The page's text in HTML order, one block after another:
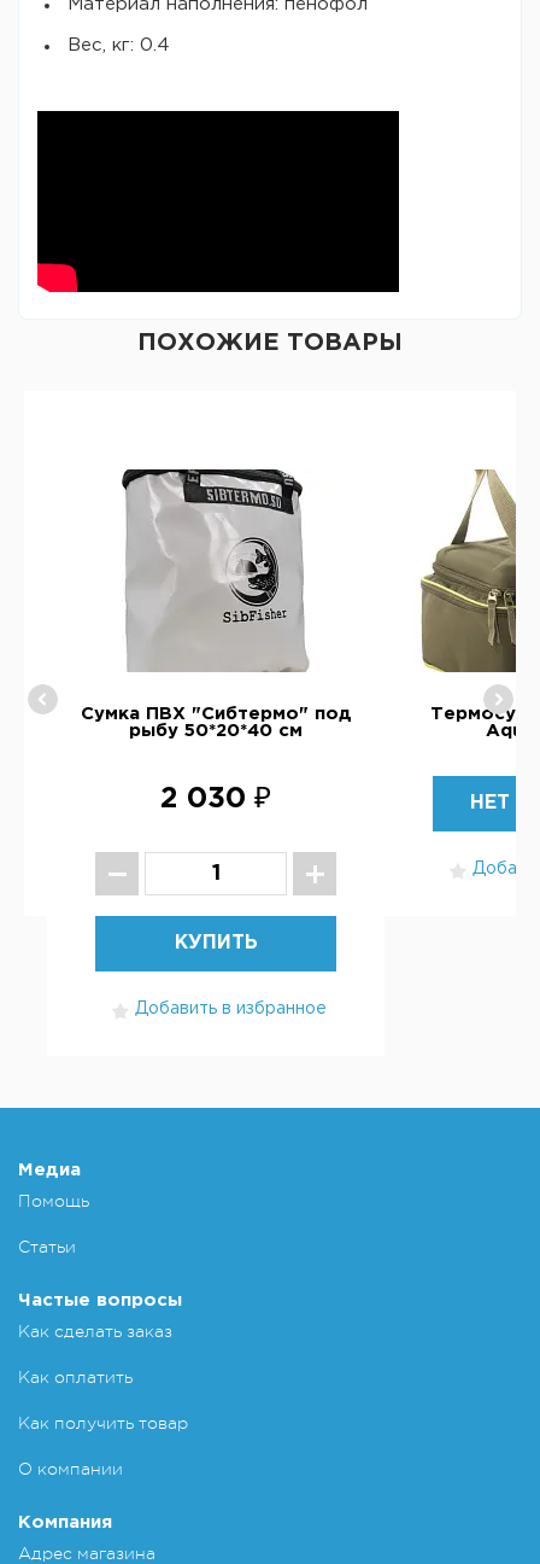
Материал наполнения: пенофол
Вес, кг: 0.4
ПОХОЖИЕ ТОВАРЫ
Сумка ПВХ "Сибтермо" под
рыбу 50*20*40 см
2 030 ₽
КУПИТЬ
Добавить в избранное
НЕТ В
Медиа
Помощь
Статьи
Частые вопросы
Как сделать заказ
Как оплатить
Как получить товар
О компании
Компания
Адрес магазина